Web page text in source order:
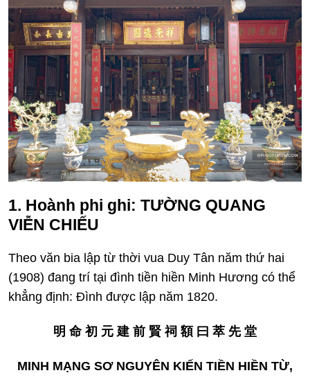
1. Hoành phi ghi: TƯỜNG QUANG
VIỄN CHIẾU
Theo văn bia lập từ thời vua Duy Tân năm thứ hai
(1908) đang trí tại đình tiền hiền Minh Hương có thể
khẳng định: Đình được lập năm 1820.
明 命 初 元 建 前 賢 祠 額 曰 萃 先 堂
MINH MẠNG SƠ NGUYÊN KIẾN TIỀN HIỀN TỪ,